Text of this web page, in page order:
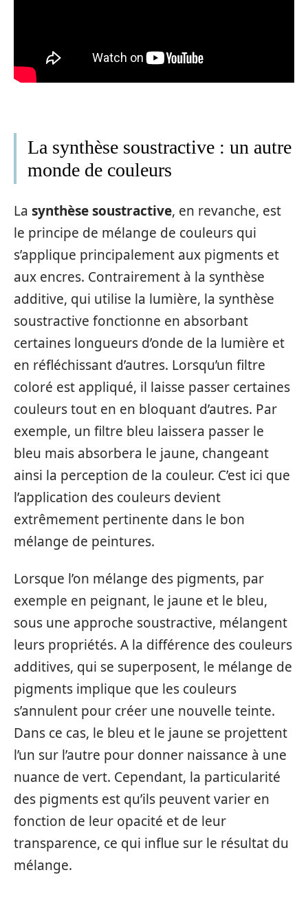
La synthèse soustractive : un autre
monde de couleurs
La synthèse soustractive, en revanche, est
le principe de mélange de couleurs qui
s’applique principalement aux pigments et
aux encres. Contrairement à la synthèse
additive, qui utilise la lumière, la synthèse
soustractive fonctionne en absorbant
certaines longueurs d’onde de la lumière et
en réfléchissant d’autres. Lorsqu’un filtre
coloré est appliqué, il laisse passer certaines
couleurs tout en en bloquant d’autres. Par
exemple, un filtre bleu laissera passer le
bleu mais absorbera le jaune, changeant
ainsi la perception de la couleur. C’est ici que
l’application des couleurs devient
extrêmement pertinente dans le bon
mélange de peintures.
Lorsque l’on mélange des pigments, par
exemple en peignant, le jaune et le bleu,
sous une approche soustractive, mélangent
leurs propriétés. A la différence des couleurs
additives, qui se superposent, le mélange de
pigments implique que les couleurs
s’annulent pour créer une nouvelle teinte.
Dans ce cas, le bleu et le jaune se projettent
l’un sur l’autre pour donner naissance à une
nuance de vert. Cependant, la particularité
des pigments est qu’ils peuvent varier en
fonction de leur opacité et de leur
transparence, ce qui influe sur le résultat du
mélange.